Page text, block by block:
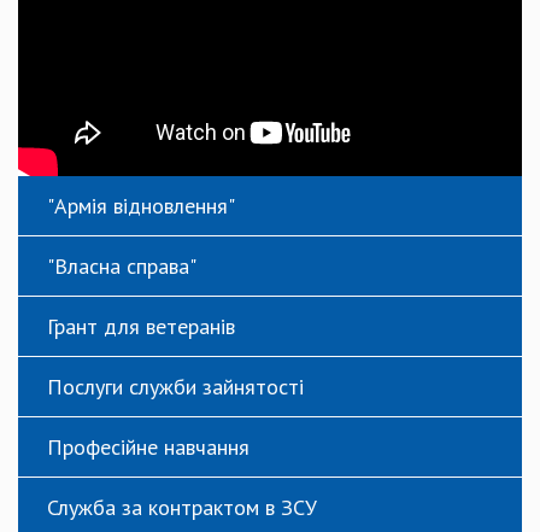
"Армія відновлення"
"Власна справа"
Грант для ветеранів
Послуги служби зайнятості
Професійне навчання
Служба за контрактом в ЗСУ